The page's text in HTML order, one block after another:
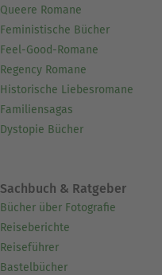
Queere Romane
Feministische Bücher
Feel-Good-Romane
Regency Romane
Historische Liebesromane
Familiensagas
Dystopie Bücher
Sachbuch & Ratgeber
Bücher über Fotografie
Reiseberichte
Reiseführer
Bastelbücher